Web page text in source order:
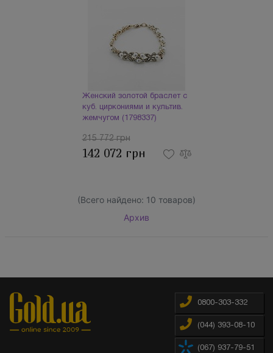
Женский золотой браслет с
куб. циркониями и культив.
жемчугом (1798337)
215 772 грн
142 072 грн
(Всего найдено: 10 товаров)
Архив
0800-303-332
(044) 393-08-10
(067) 937-79-51